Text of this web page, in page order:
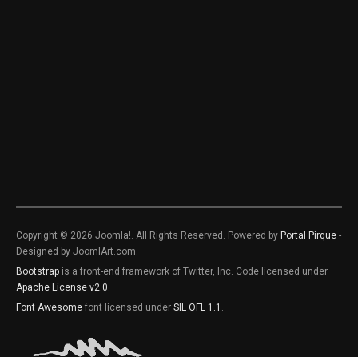
Copyright © 2026 Joomla!. All Rights Reserved. Powered by Portal Pirque -
Designed by JoomlArt.com.
Bootstrap is a front-end framework of Twitter, Inc. Code licensed under
Apache License v2.0.
Font Awesome font licensed under SIL OFL 1.1 .